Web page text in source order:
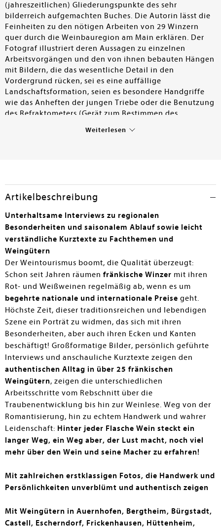
(jahreszeitlichen) Gliederungspunkte des sehr
bilderreich aufgemachten Buches. Die Autorin lässt die
Feinheiten zu den nötigen Arbeiten von 29 Winzern
quer durch die Weinbauregion am Main erklären. Der
Fotograf illustriert deren Aussagen zu einzelnen
Arbeitsvorgängen und den von ihnen bebauten Hängen
mit Bildern, die das wesentliche Detail in den
Vordergrund rücken, sei es eine auffällige
Landschaftsformation, seien es besondere Handgriffe
wie das Anheften der jungen Triebe oder die Benutzung
des Refraktometers (Gerät zum Bestimmen des
hohen Verlockungscharakter - das Buch anzuschauen,
weil die Mainregion durch drei (vier)
höchstunterschiedliche Gesteine bestimmt wird
(kristallines Gestein um Alzenau, Buntsandstein im
Mainviereck, Muschelkalk um Würzburg und östlich des
Mains der Keuper des Steigerwalds. - Bemerkenswert an
diesem Buchkonzept ist der Blickwinkel von den
Arbeitsabläufen her. Auch wenn das Buch nur regional
und selektiv Weinbaubetriebe vorstellt, ist es eine
Empfehlung für Büchereien auch außerhalb von
Franken, weil es die immense Handarbeit bei der
Weinherstellung augenfällig macht.
Pauline Lindner
Weiterlesen
Artikelbeschreibung
Unterhaltsame Interviews zu regionalen
Besonderheiten und saisonalem Ablauf sowie leicht
verständliche Kurztexte zu Fachthemen und
Weingütern
Der Weintourismus boomt, die Qualität überzeugt:
Schon seit Jahren räumen fränkische Winzer mit ihren
Rot- und Weißweinen regelmäßig ab, wenn es um
begehrte nationale und internationale Preise geht.
Höchste Zeit, dieser traditionsreichen und lebendigen
Szene ein Porträt zu widmen, das sich mit ihren
Besonderheiten, aber auch ihren Ecken und Kanten
beschäftigt! Großformatige Bilder, persönlich geführte
Interviews und anschauliche Kurztexte zeigen den
authentischen Alltag in über 25 fränkischen
Weingütern, zeigen die unterschiedlichen
Arbeitsschritte vom Rebschnitt über die
Traubenentwicklung bis hin zur Weinlese. Weg von der
Romantisierung, hin zu echtem Handwerk und wahrer
Leidenschaft: Hinter jeder Flasche Wein steckt ein
langer Weg, ein Weg aber, der Lust macht, noch viel
mehr über den Wein und seine Macher zu erfahren!
Mit zahlreichen erstklassigen Fotos, die Handwerk und
Persönlichkeiten unverblümt und authentisch zeigen
Mit Weingütern in Auernhofen, Bergtheim, Bürgstadt,
Castell, Escherndorf, Frickenhausen, Hüttenheim,